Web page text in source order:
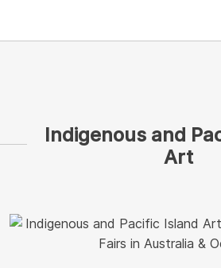
Indigenous and
Art